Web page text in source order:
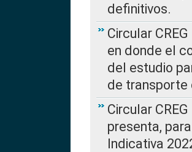
definitivos.
Circular
en donde el
del estudio
de transporte
Circular
presenta,
Indicativa